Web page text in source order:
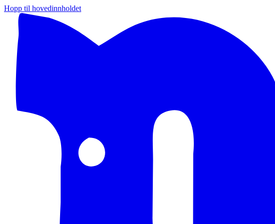
Hopp til hovedinnholdet